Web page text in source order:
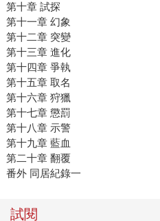
第十章 試探
第十一章 幻象
第十二章 突變
第十三章 進化
第十四章 爭執
第十五章 取名
第十六章 狩獵
第十七章 懲罰
第十八章 示警
第十九章 藍血
第二十章 翻覆
番外 同居紀錄一
試閱